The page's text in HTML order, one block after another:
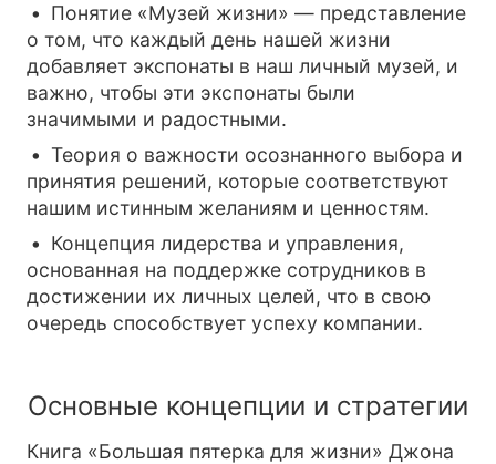
Понятие «Музей жизни» — представление
о том, что каждый день нашей жизни
добавляет экспонаты в наш личный музей, и
важно, чтобы эти экспонаты были
значимыми и радостными.
Теория о важности осознанного выбора и
принятия решений, которые соответствуют
нашим истинным желаниям и ценностям.
Концепция лидерства и управления,
основанная на поддержке сотрудников в
достижении их личных целей, что в свою
очередь способствует успеху компании.
Основные концепции и стратегии
Книга «Большая пятерка для жизни» Джона